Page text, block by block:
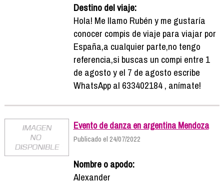
Destino del viaje:
Hola! Me llamo Rubén y me gustaría
conocer compis de viaje para viajar por
España,a cualquier parte,no tengo
referencia,si buscas un compi entre 1
de agosto y el 7 de agosto escribe
WhatsApp al 633402184 , anímate!
Evento de danza en argentina Mendoza
Publicado el 24/07/2022
Nombre o apodo:
Alexander